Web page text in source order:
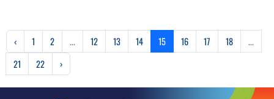
‹ 1 2 ... 12 13 14 15 16 17 18
...
21
22 ›